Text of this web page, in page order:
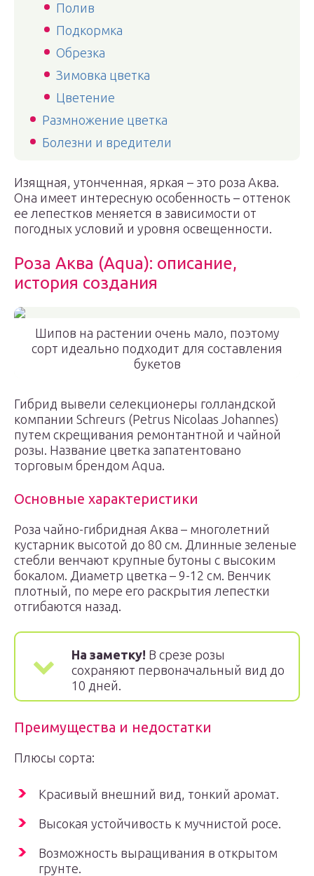
Полив
Подкормка
Обрезка
Зимовка цветка
Цветение
Размножение цветка
Болезни и вредители
Изящная, утонченная, яркая – это роза Аква.
Она имеет интересную особенность – оттенок
ее лепестков меняется в зависимости от
погодных условий и уровня освещенности.
Роза Аква (Aqua): описание,
история создания
Шипов на растении очень мало, поэтому
сорт идеально подходит для составления
букетов
Гибрид вывели селекционеры голландской
компании Schreurs (Petrus Nicolaas Johannes)
путем скрещивания ремонтантной и чайной
розы. Название цветка запатентовано
торговым брендом Aqua.
Основные характеристики
Роза чайно-гибридная Аква – многолетний
кустарник высотой до 80 см. Длинные зеленые
стебли венчают крупные бутоны с высоким
бокалом. Диаметр цветка – 9-12 см. Венчик
плотный, по мере его раскрытия лепестки
отгибаются назад.
На заметку! В срезе розы
сохраняют первоначальный вид до
10 дней.
Преимущества и недостатки
Плюсы сорта:
Красивый внешний вид, тонкий аромат.
Высокая устойчивость к мучнистой росе.
Возможность выращивания в открытом
грунте.